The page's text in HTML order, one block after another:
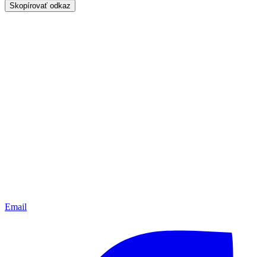
Skopírovať odkaz
Email